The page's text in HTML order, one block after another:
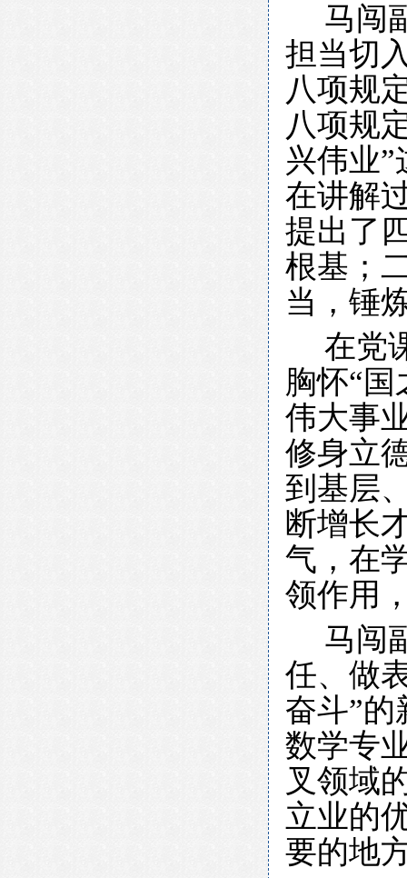
马闯
担当切
八项规
八项规
兴伟业
在讲解
提出了
根基；
当，锤
在党
胸怀“
伟大事
修身立
到基层
断增长
气，在
领作用
马闯
任、做
奋斗”
数学专
叉领域
立业的
要的地